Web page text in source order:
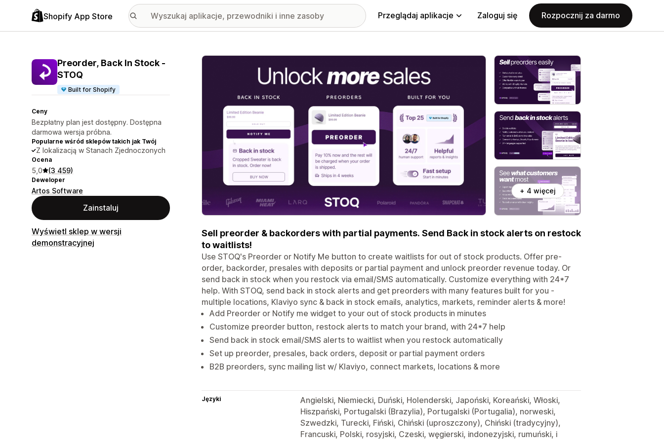
Shopify App Store Przeglądaj aplikacje Zaloguj się Rozpocznij za darmo
Preorder, Back In Stock ‑
STOQ
Built for Shopify
Ceny
Bezpłatny plan jest dostępny. Dostępna
darmowa wersja próbna.
Popularne wśród sklepów takich jak Twój
Z lokalizacją w Stanach Zjednoczonych
Ocena
5,0 (3 459)
Deweloper
Artos Software
Zainstaluj
Wyświetl sklep w wersji
demonstracyjnej
Wyróżnione obrazy w galerii
+ 4 więcej
Sell preorder & backorders with partial payments. Send Back in stock alerts on restock
to waitlists!
Use STOQ's Preorder or Notify Me button to create waitlists for out of stock products. Offer pre-
order, backorder, presales with deposits or partial payment and unlock preorder revenue today. Or
send back in stock when you restock via email/SMS automatically. Customize everything with 24*7
help. With STOQ, send back in stock alerts and get preorders with many features built for you -
multiple locations, Klaviyo sync & back in stock emails, analytics, markets, reminder alerts & more!
Add Preorder or Notify me widget to your out of stock products in minutes
Customize preorder button, restock alerts to match your brand, with 24*7 help
Send back in stock email/SMS alerts to waitlist when you restock automatically
Set up preorder, presales, back orders, deposit or partial payment orders
B2B preorders, sync mailing list w/ Klaviyo, connect markets, locations & more
Języki
Angielski, Niemiecki, Duński, Holenderski, Japoński, Koreański, Włoski,
Hiszpański, Portugalski (Brazylia), Portugalski (Portugalia), norweski,
Szwedzki, Turecki, Fiński, Chiński (uproszczony), Chiński (tradycyjny),
Francuski, Polski, rosyjski, Czeski, węgierski, indonezyjski, rumuński, i